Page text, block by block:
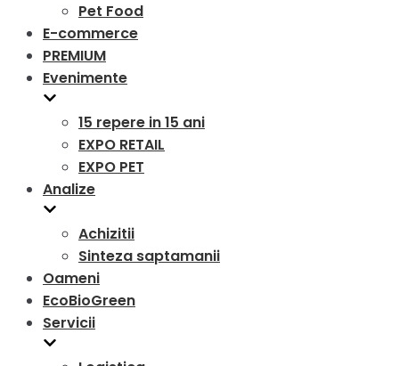
Pet Food
E-commerce
PREMIUM
Evenimente
15 repere in 15 ani
EXPO RETAIL
EXPO PET
Analize
Achizitii
Sinteza saptamanii
Oameni
EcoBioGreen
Servicii